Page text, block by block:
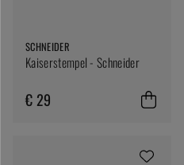
SCHNEIDER
Kaiserstempel - Schneider
€ 29